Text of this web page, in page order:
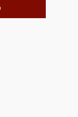
Wert ein